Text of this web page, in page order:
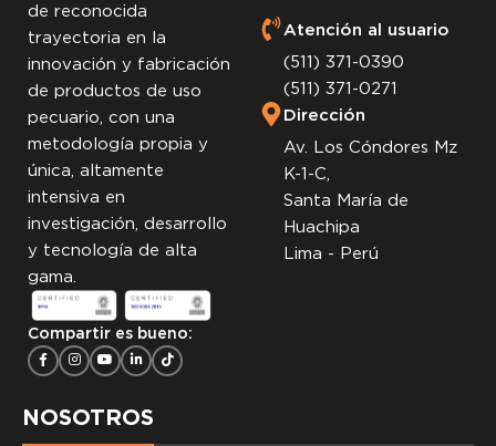
de reconocida
trayectoria en la
innovación y fabricación
de productos de uso
pecuario, con una
metodología propia y
única, altamente
intensiva en
investigación, desarrollo
y tecnología de alta
gama.
Compartir es bueno:
Atención al usuario
(511) 371-0390
(511) 371-0271
Dirección
Av. Los Cóndores Mz
K-1-C,
Santa María de
Huachipa
Lima - Perú
NOSOTROS